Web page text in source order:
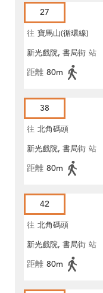
27
往 寶馬山(循環線)
新光戲院, 書局街 站
距離 80m
38
往 北角碼頭
新光戲院, 書局街 站
距離 80m
42
往 北角碼頭
新光戲院, 書局街 站
距離 80m